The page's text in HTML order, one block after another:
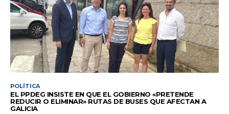
POLÍTICA
EL PPDEG INSISTE EN QUE EL GOBIERNO «PRETENDE
REDUCIR O ELIMINAR» RUTAS DE BUSES QUE AFECTAN A
GALICIA